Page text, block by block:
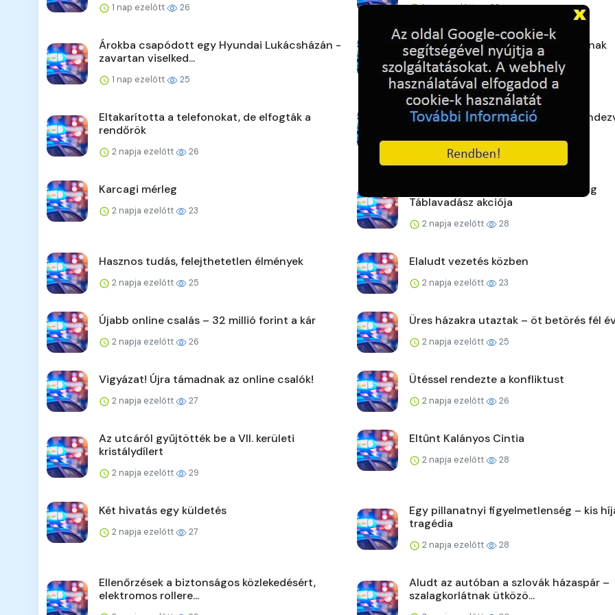
1 nap ezelőtt 26 1 nap ezelőtt 33
Árokba csapódott egy Hyundai Lukácsházán -
zavartan viselked...
1 nap ezelőtt 25
A rendőrök ott segítenek, ahol tudnak
2 napja ezelőtt 26
Eltakarította a telefonokat, de elfogták a
rendőrök
2 napja ezelőtt 26
Veszprém vármegye augusztusi
2 napja ezelőtt 26
Karcagi mérleg
2 napja ezelőtt 23
Lezárult a Makói Rendőrkapitányság
Táblavadász akciója
2 napja ezelőtt 28
Hasznos tudás, felejthetetlen élmények
2 napja ezelőtt 25
Elaludt vezetés közben
2 napja ezelőtt 23
Újabb online csalás – 32 millió forint a kár
2 napja ezelőtt 26
Üres házakra utaztak – öt betörés fél
2 napja ezelőtt 25
Vigyázat! Újra támadnak az online csalók!
2 napja ezelőtt 27
Ütéssel rendezte a konfliktust
2 napja ezelőtt 26
Az utcáról gyűjtötték be a VII. kerületi
kristálydílert
2 napja ezelőtt 29
Eltűnt Kalányos Cintia
2 napja ezelőtt 28
Két hivatás egy küldetés
2 napja ezelőtt 27
Egy pillanatnyi figyelmetlenség – kis
tragédia
2 napja ezelőtt 28
Ellenőrzések a biztonságos közlekedésért,
elektromos rollere...
Aludt az autóban a szlovák házaspár –
szalagkorlátnak ütközö...